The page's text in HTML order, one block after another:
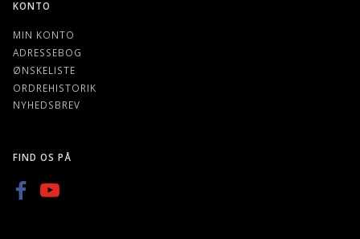
KONTO
MIN KONTO
ADRESSEBOG
ØNSKELISTE
ORDREHISTORIK
NYHEDSBREV
FIND OS PÅ